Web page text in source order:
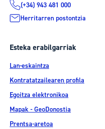
(+34) 943 481 000
Herritarren postontzia
Esteka erabilgarriak
Lan-eskaintza
Kontratatzailearen profila
Egoitza elektronikoa
Mapak - GeoDonostia
Prentsa-aretoa